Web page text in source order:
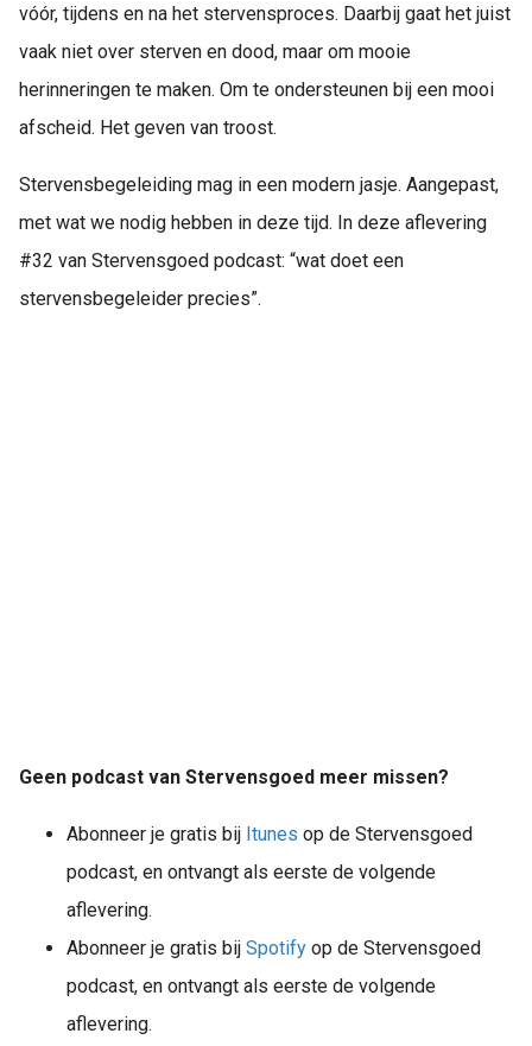
vóór, tijdens en na het stervensproces. Daarbij gaat het juist
vaak niet over sterven en dood, maar om mooie
herinneringen te maken. Om te ondersteunen bij een mooi
afscheid. Het geven van troost.
Stervensbegeleiding mag in een modern jasje. Aangepast,
met wat we nodig hebben in deze tijd. In deze aflevering
#32 van Stervensgoed podcast: “wat doet een
stervensbegeleider precies”.
Geen podcast van Stervensgoed meer missen?
Abonneer je gratis bij Itunes op de Stervensgoed
podcast, en ontvangt als eerste de volgende
aflevering.
Abonneer je gratis bij Spotify op de Stervensgoed
podcast, en ontvangt als eerste de volgende
aflevering.